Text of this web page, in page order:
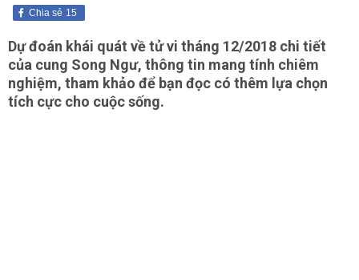
15
Chia sẻ
Dự đoán khái quát về tử vi tháng 12/2018 chi tiết
của cung Song Ngư, thông tin mang tính chiêm
nghiệm, tham khảo để bạn đọc có thêm lựa chọn
tích cực cho cuộc sống.